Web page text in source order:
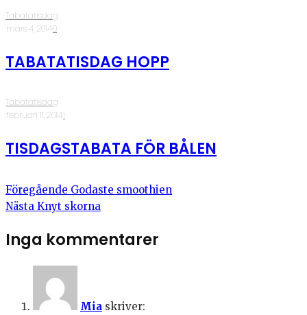
Tabatatisdag
·mars 4, 2014·0
TABATATISDAG HOPP
Tabatatisdag
·februari 11, 2014·1
TISDAGSTABATA FÖR BÅLEN
Föregående Godaste smoothien
Nästa Knyt skorna
Inga kommentarer
Mia skriver: